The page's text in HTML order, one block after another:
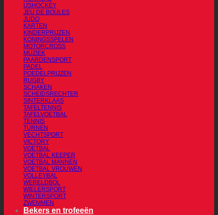
IJSHOCKEY
JEU DE BOULES
JUDO
KARTEN
KINDERPRIJZEN
KONINGSSPELEN
MOTORCROSS
MUZIEK
PAARDENSPORT
PADEL
POEDELPRIJZEN
RUGBY
SCHAKEN
SCHEIDSRECHTER
SINTERKLAAS
TAFELTENNIS
TAFELVOETBAL
TENNIS
TURNEN
VECHTSPORT
VICTORY
VOETBAL
VOETBAL KEEPER
VOETBAL MANNEN
VOETBAL VROUWEN
VOLLEYBAL
WERELDBOL
WIELERSPORT
WINTERSPORT
ZWEMMEN
Bekers en trofeeën